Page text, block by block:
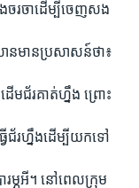
ចរចាដើម្បីចេញសង
នមានប្រសាសន៍ថា៖
ើមជ័រគាត់ហ្នឹង ព្រោះ
ជ័រហ្នឹងដើម្បីយកទៅ
ម្ភអី។ នៅពេលក្រុម